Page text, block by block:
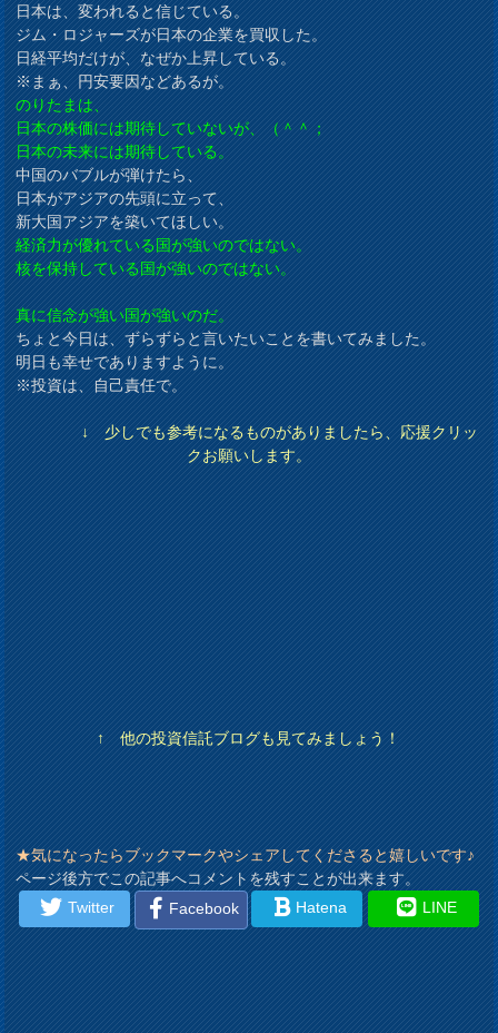
日本は、変われると信じている。
ジム・ロジャーズが日本の企業を買収した。
日経平均だけが、なぜか上昇している。
※まぁ、円安要因などあるが。
のりたまは、
日本の株価には期待していないが、（＾＾；
日本の未来には期待している。
中国のバブルが弾けたら、
日本がアジアの先頭に立って、
新大国アジアを築いてほしい。
経済力が優れている国が強いのではない。
核を保持している国が強いのではない。
真に信念が強い国が強いのだ。
ちょと今日は、ずらずらと言いたいことを書いてみました。
明日も幸せでありますように。
※投資は、自己責任で。
↓ 少しでも参考になるものがありましたら、応援クリッ
クお願いします。
↑ 他の投資信託ブログも見てみましょう！
★気になったらブックマークやシェアしてくださると嬉しいです♪
ページ後方でこの記事へコメントを残すことが出来ます。
Twitter
Facebook Hatena LINE